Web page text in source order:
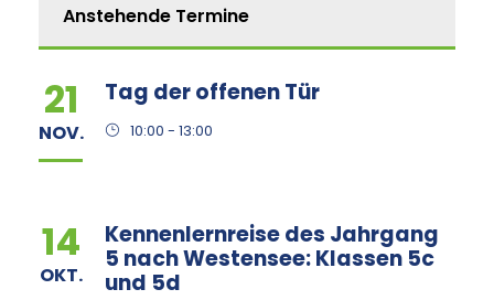
Anstehende Termine
21
NOV.
Tag der offenen Tür
10:00 - 13:00
14
OKT.
Kennenlernreise des Jahrgang
5 nach Westensee: Klassen 5c
und 5d